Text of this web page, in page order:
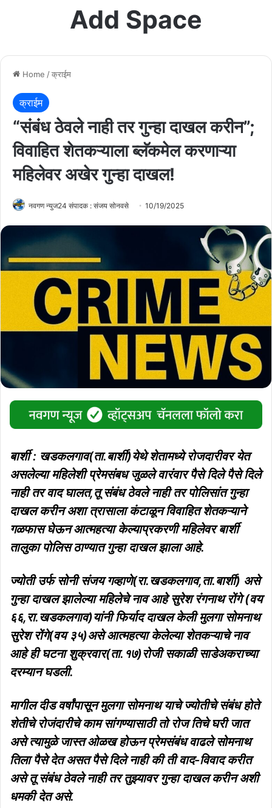
Add Space
Home /क्राईम
क्राईम
“संबंध ठेवले नाही तर गुन्हा दाखल करीन”;
विवाहित शेतकऱ्याला ब्लॅकमेल करणाऱ्या
महिलेवर अखेर गुन्हा दाखल!
नवगण न्युज24 संपादक : संजय सोनवसे 10/19/2025
बार्शी : खडकलगाव(ता.बार्शी)येथे शेतामध्ये रोजदारीवर येत
असलेल्या महिलेशी प्रेमसंबध जुळले वारंवार पैसे दिले पैसे दिले
नाही तर वाद घालत,तू संबंध ठेवले नाही तर पोलिसांत गुन्हा
दाखल करीन अशा त्रासाला कंटाळून विवाहित शेतकऱ्याने
गळफास घेऊन आत्महत्या केल्याप्रकरणी महिलेवर बार्शी
तालुका पोलिस ठाण्यात गुन्हा दाखल झाला आहे.
ज्योती उर्फ सोनी संजय गव्हाणे(रा.खडकलगाव,ता.बार्शी) असे
गुन्हा दाखल झालेल्या महिलेचे नाव आहे सुरेश रंगनाथ रोंगे (वय
६६,रा.खडकलगाव)यांनी फिर्याद दाखल केली मुलगा सोमनाथ
सुरेश रोंगे(वय ३५)असे आत्महत्या केलेल्या शेतकऱ्याचे नाव
आहे ही घटना शुक्रवार(ता.१७)रोजी सकाळी साडेअकराच्या
दरम्यान घडली.
मागील दीड वर्षांपासून मुलगा सोमनाथ याचे ज्योतीचे संबंध होते
शेतीचे रोजंदारीचे काम सांगण्यासाठी तो रोज तिचे घरी जात
असे त्यामुळे जास्त ओळख होऊन प्रेमसंबंध वाढले सोमनाथ
तिला पैसे देत असत पैसे दिले नाही की ती वाद-विवाद करीत
असे तू संबंध ठेवले नाही तर तुझ्यावर गुन्हा दाखल करीन अशी
धमकी देत असे.